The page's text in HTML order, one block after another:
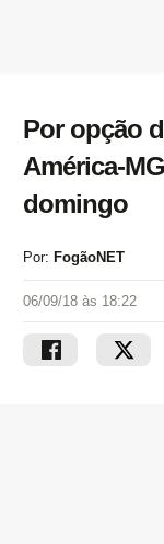
Por opção
América-
domingo
Por: FogãoNET
06/09/18 às 18:22